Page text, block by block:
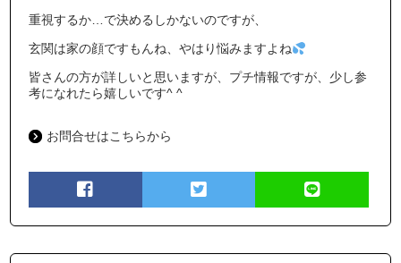
重視するか…で決めるしかないのですが、
玄関は家の顔ですもんね、やはり悩みますよね
皆さんの方が詳しいと思いますが、プチ情報ですが、少し参
考になれたら嬉しいです^ ^
お問合せはこちらから